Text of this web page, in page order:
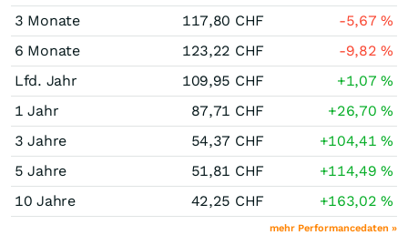
3 Monate
117,80 CHF -5,67%
6 Monate
123,22 CHF -9,82%
Lfd. Jahr
109,95 CHF +1,07%
1 Jahr
87,71 CHF +26,70%
3 Jahre
54,37 CHF +104,41%
5 Jahre
51,81 CHF +114,49%
10 Jahre
42,25 CHF +163,02%
mehr Performancedaten »